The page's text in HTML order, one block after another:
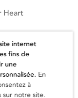
Heart
internet
fins de
une
En
à
sur notre site.